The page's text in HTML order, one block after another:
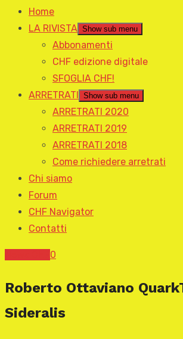
Home
LA RIVISTA Show sub menu
Abbonamenti
CHF edizione digitale
SFOGLIA CHF!
ARRETRATI
Show sub menu
ARRETRATI 2020
ARRETRATI 2019
ARRETRATI 2018
Come richiedere arretrati
Chi siamo
Forum
CHF Navigator
Contatti
0
Roberto Ottaviano
Sideralis